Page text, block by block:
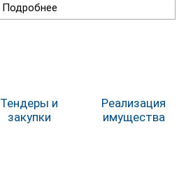
Подробнее
Тендеры и
закупки
Реализация
имущества